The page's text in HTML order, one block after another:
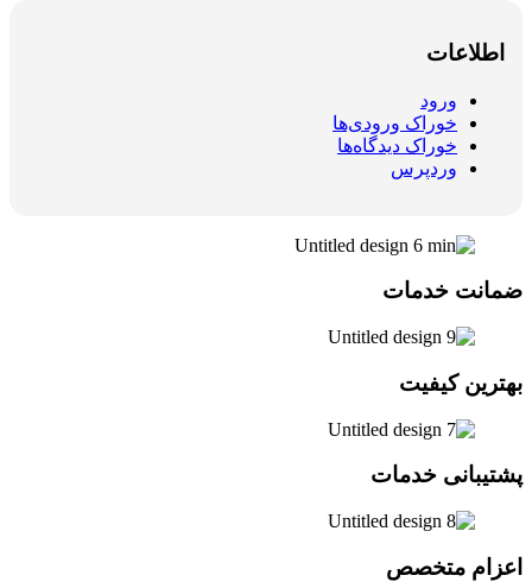
اطلاعات
ورود
خوراک ورودی‌ها
خوراک دیدگاه‌ها
وردپرس
ضمانت خدمات
بهترین کیفیت
پشتیبانی خدمات
اعزام متخصص